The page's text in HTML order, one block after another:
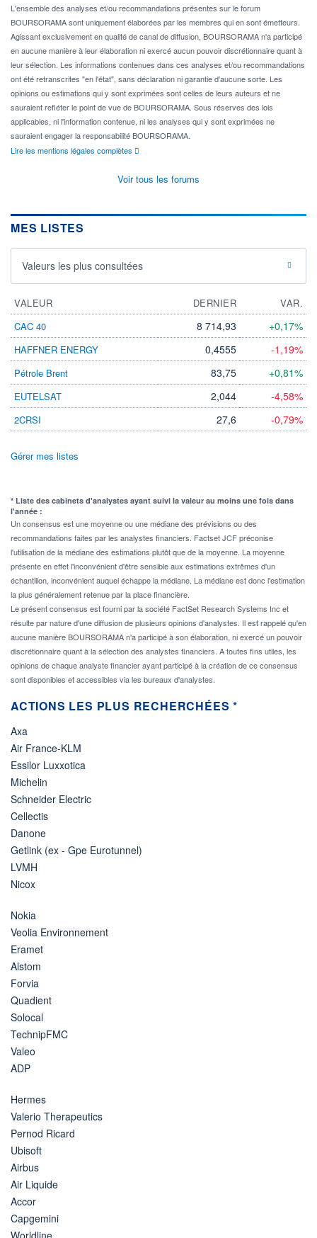
L'ensemble des analyses et/ou recommandations présentes sur le forum
BOURSORAMA sont uniquement élaborées par les membres qui en sont émetteurs.
Agissant exclusivement en qualité de canal de diffusion, BOURSORAMA n'a participé
en aucune manière à leur élaboration ni exercé aucun pouvoir discrétionnaire quant à
leur sélection. Les informations contenues dans ces analyses et/ou recommandations
ont été retranscrites "en l'état", sans déclaration ni garantie d'aucune sorte. Les
opinions ou estimations qui y sont exprimées sont celles de leurs auteurs et ne
sauraient refléter le point de vue de BOURSORAMA. Sous réserves des lois
applicables, ni l'information contenue, ni les analyses qui y sont exprimées ne
sauraient engager la responsabilité BOURSORAMA.
Lire les mentions légales complètes
Voir tous les forums
MES LISTES
Valeurs les plus consultées
VALEUR DERNIER
VAR.
CAC 40
8 714,93 +0,17%
HAFFNER ENERGY 0,4555 -1,19%
Pétrole Brent 83,75 +0,81%
EUTELSAT 2,044 -4,58%
2CRSI 27,6 -0,79%
Gérer mes listes
* Liste des cabinets d'analystes ayant suivi la valeur au moins une fois dans
l'année :
Un consensus est une moyenne ou une médiane des prévisions ou des
recommandations faites par les analystes financiers. Factset JCF préconise
l'utilisation de la médiane des estimations plutôt que de la moyenne. La moyenne
présente en effet l'inconvénient d'être sensible aux estimations extrêmes d'un
échantillon, inconvénient auquel échappe la médiane. La médiane est donc l'estimation
la plus généralement retenue par la place financière.
Le présent consensus est fourni par la société FactSet Research Systems Inc et
résulte par nature d'une diffusion de plusieurs opinions d'analystes. Il est rappelé qu'en
aucune manière BOURSORAMA n'a participé à son élaboration, ni exercé un pouvoir
discrétionnaire quant à la sélection des analystes financiers. A toutes fins utiles, les
opinions de chaque analyste financier ayant participé à la création de ce consensus
sont disponibles et accessibles via les bureaux d'analystes.
ACTIONS LES PLUS RECHERCHÉES *
Axa
Air France-KLM
Essilor Luxxotica
Michelin
Schneider Electric
Cellectis
Danone
Getlink (ex - Gpe Eurotunnel)
LVMH
Nicox
Nokia
Veolia Environnement
Eramet
Alstom
Forvia
Quadient
Solocal
TechnipFMC
Valeo
ADP
Hermes
Valerio Therapeutics
Pernod Ricard
Ubisoft
Airbus
Air Liquide
Accor
Capgemini
Worldline